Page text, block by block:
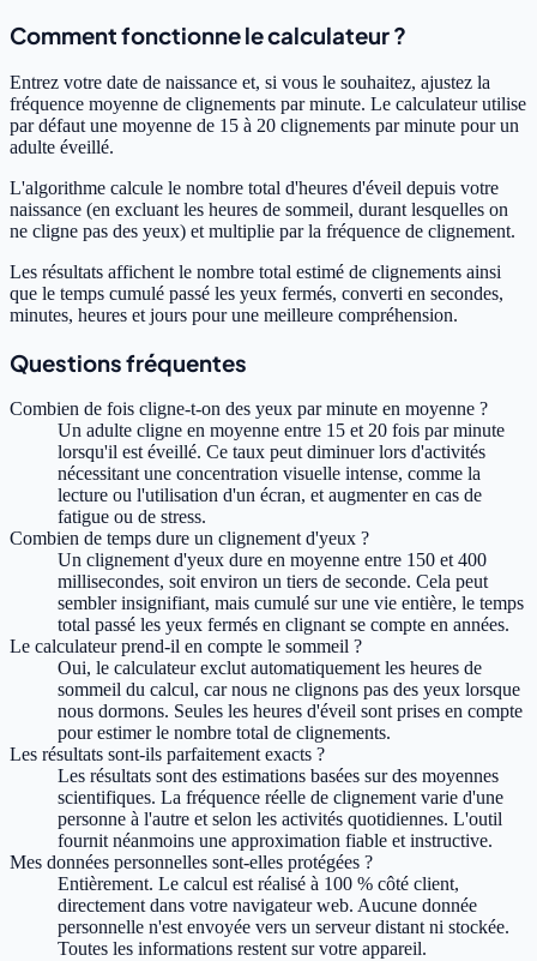
Comment fonctionne le calculateur ?
Entrez votre date de naissance et, si vous le souhaitez, ajustez la
fréquence moyenne de clignements par minute. Le calculateur utilise
par défaut une moyenne de 15 à 20 clignements par minute pour un
adulte éveillé.
L'algorithme calcule le nombre total d'heures d'éveil depuis votre
naissance (en excluant les heures de sommeil, durant lesquelles on
ne cligne pas des yeux) et multiplie par la fréquence de clignement.
Les résultats affichent le nombre total estimé de clignements ainsi
que le temps cumulé passé les yeux fermés, converti en secondes,
minutes, heures et jours pour une meilleure compréhension.
Questions fréquentes
Combien de fois cligne-t-on des yeux par minute en moyenne ?
Un adulte cligne en moyenne entre 15 et 20 fois par minute
lorsqu'il est éveillé. Ce taux peut diminuer lors d'activités
nécessitant une concentration visuelle intense, comme la
lecture ou l'utilisation d'un écran, et augmenter en cas de
fatigue ou de stress.
Combien de temps dure un clignement d'yeux ?
Un clignement d'yeux dure en moyenne entre 150 et 400
millisecondes, soit environ un tiers de seconde. Cela peut
sembler insignifiant, mais cumulé sur une vie entière, le temps
total passé les yeux fermés en clignant se compte en années.
Le calculateur prend-il en compte le sommeil ?
Oui, le calculateur exclut automatiquement les heures de
sommeil du calcul, car nous ne clignons pas des yeux lorsque
nous dormons. Seules les heures d'éveil sont prises en compte
pour estimer le nombre total de clignements.
Les résultats sont-ils parfaitement exacts ?
Les résultats sont des estimations basées sur des moyennes
scientifiques. La fréquence réelle de clignement varie d'une
personne à l'autre et selon les activités quotidiennes. L'outil
fournit néanmoins une approximation fiable et instructive.
Mes données personnelles sont-elles protégées ?
Entièrement. Le calcul est réalisé à 100 % côté client,
directement dans votre navigateur web. Aucune donnée
personnelle n'est envoyée vers un serveur distant ni stockée.
Toutes les informations restent sur votre appareil.